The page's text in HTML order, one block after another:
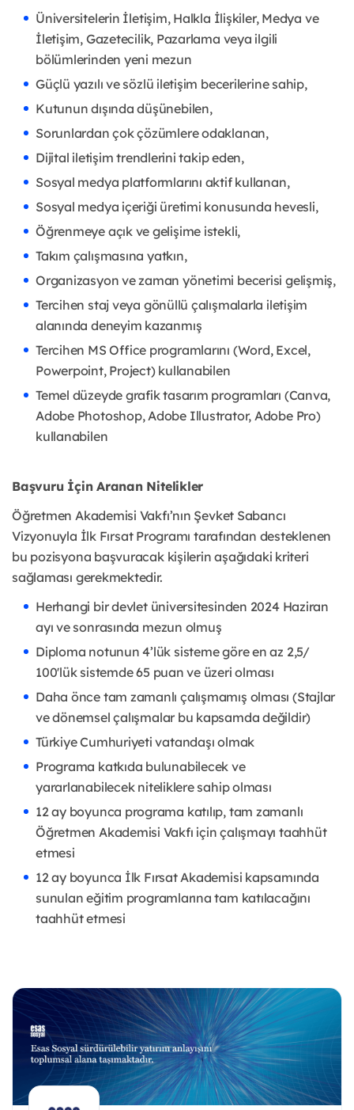
Üniversitelerin İletişim, Halkla İlişkiler, Medya ve
İletişim, Gazetecilik, Pazarlama veya ilgili
bölümlerinden yeni mezun
Güçlü yazılı ve sözlü iletişim becerilerine sahip,
Kutunun dışında düşünebilen,
Sorunlardan çok çözümlere odaklanan,
Dijital iletişim trendlerini takip eden,
Sosyal medya platformlarını aktif kullanan,
Sosyal medya içeriği üretimi konusunda hevesli,
Öğrenmeye açık ve gelişime istekli,
Takım çalışmasına yatkın,
Organizasyon ve zaman yönetimi becerisi gelişmiş,
Tercihen staj veya gönüllü çalışmalarla iletişim
alanında deneyim kazanmış
Tercihen MS Office programlarını (Word, Excel,
Powerpoint, Project) kullanabilen
Temel düzeyde grafik tasarım programları (Canva,
Adobe Photoshop, Adobe Illustrator, Adobe Pro)
kullanabilen
Başvuru İçin Aranan Nitelikler
Öğretmen Akademisi Vakfı’nın Şevket Sabancı
Vizyonuyla İlk Fırsat Programı tarafından desteklenen
bu pozisyona başvuracak kişilerin aşağıdaki kriteri
sağlaması gerekmektedir.
Herhangi bir devlet üniversitesinden 2024 Haziran
ayı ve sonrasında mezun olmuş
Diploma notunun 4’lük sisteme göre en az 2,5/
100'lük sistemde 65 puan ve üzeri olması
Daha önce tam zamanlı çalışmamış olması (Stajlar
ve dönemsel çalışmalar bu kapsamda değildir)
Türkiye Cumhuriyeti vatandaşı olmak
Programa katkıda bulunabilecek ve
yararlanabilecek niteliklere sahip olması
12 ay boyunca programa katılıp, tam zamanlı
Öğretmen Akademisi Vakfı için çalışmayı taahhüt
etmesi
12 ay boyunca İlk Fırsat Akademisi kapsamında
sunulan eğitim programlarına tam katılacağını
taahhüt etmesi